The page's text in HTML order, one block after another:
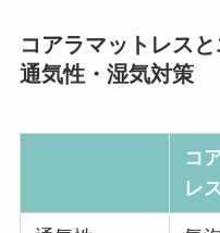
コアラマットレス
通気性・湿気対策
コ
レス